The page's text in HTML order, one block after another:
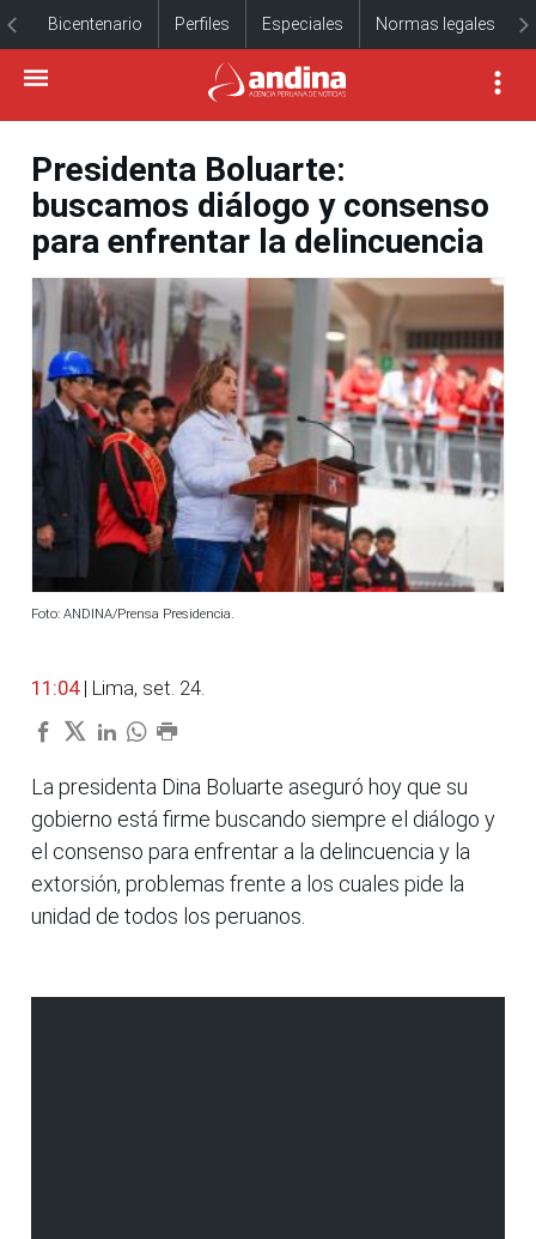
Bicentenario Perfiles Especiales Normas legales
Presidenta Boluarte:
buscamos diálogo y consenso
para enfrentar la delincuencia
Foto: ANDINA/Prensa Presidencia.
11:04 | Lima, set. 24.
La presidenta Dina Boluarte aseguró hoy que su
gobierno está firme buscando siempre el diálogo y
el consenso para enfrentar a la delincuencia y la
extorsión, problemas frente a los cuales pide la
unidad de todos los peruanos.